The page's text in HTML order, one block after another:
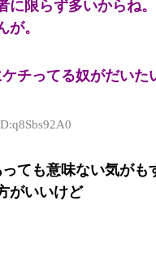
限らず多いからね。
。
チってる奴がだいた
ても意味ない気がも
がいいけど